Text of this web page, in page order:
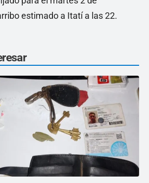
estimado a Itatí a las 22.